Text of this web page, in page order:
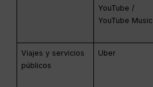
YouTube /
YouTube Music
Viajes y servicios
públicos
Uber